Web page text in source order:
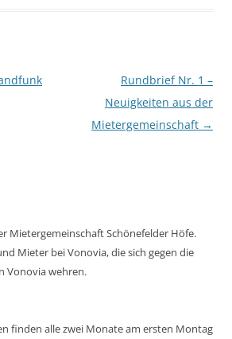
Rundbrief Nr. 1 –
Neuigkeiten aus der
Mietergemeinschaft →
Mietergemeinschaft Schönefelder Höfe.
Mieter bei Vonovia, die sich gegen die
Vonovia wehren.
finden alle zwei Monate am ersten Montag